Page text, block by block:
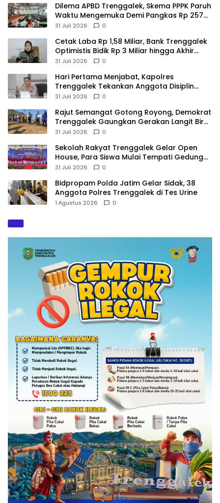
Dilema APBD Trenggalek, Skema PPPK Paruh
Waktu Mengemuka Demi Pangkas Rp 257
Miliar
31 Juli 2026 0
Cetak Laba Rp 1,58 Miliar, Bank Trenggalek
Optimistis Bidik Rp 3 Miliar hingga Akhir
Tahun
31 Juli 2026 0
Hari Pertama Menjabat, Kapolres
Trenggalek Tekankan Anggota Disiplin
Hindari Pelanggaran
31 Juli 2026 0
​Rajut Semangat Gotong Royong, Demokrat
Trenggalek Gaungkan Gerakan Langit Biru
di Pantai Konang
31 Juli 2026 0
Sekolah Rakyat Trenggalek Gelar Open
House, Para Siswa Mulai Tempati Gedung
Baru
31 Juli 2026 0
Bidpropam Polda Jatim Gelar Sidak, 38
Anggota Polres Trenggalek di Tes Urine
1 Agustus 2026 0